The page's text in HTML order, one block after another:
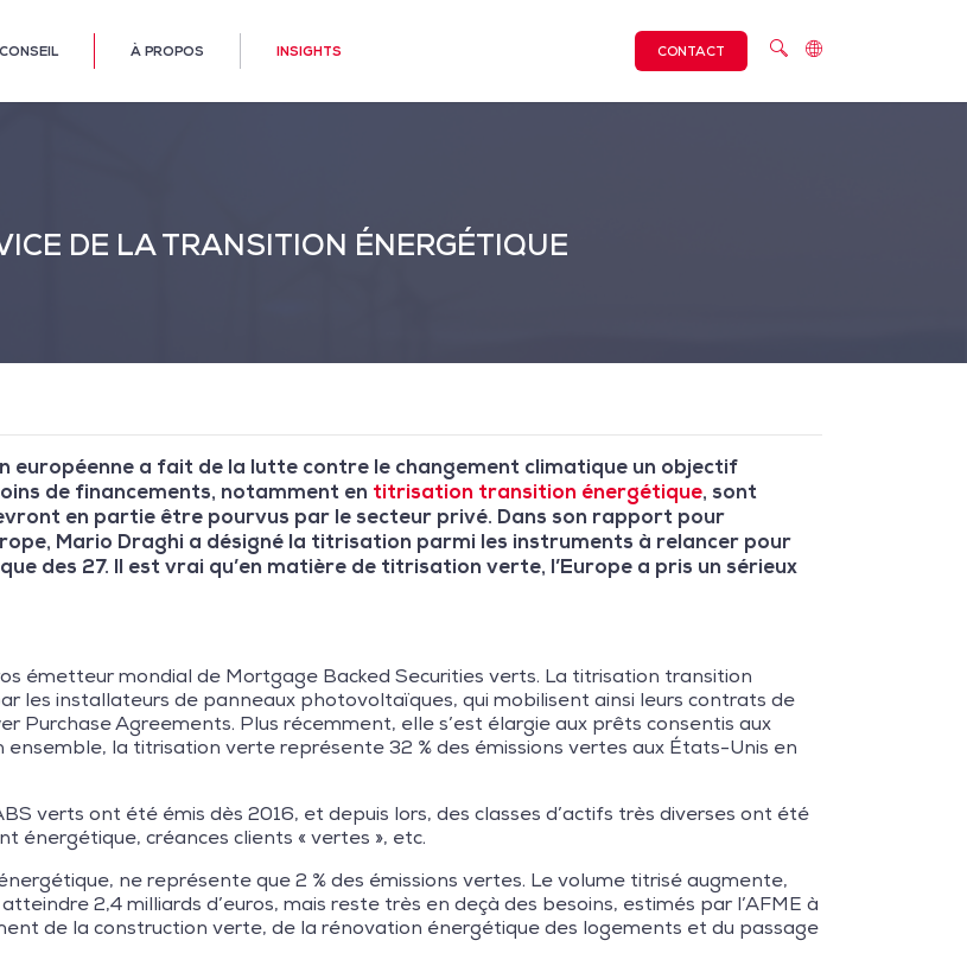
CONSEIL À PROPOS INSIGHTS CONTACT
DE LA TRANSITION ÉNERGÉTIQUE
européenne a fait de la lutte contre le changement climatique un objectif
de financements, notamment en titrisation transition énergétique, sont
en partie être pourvus par le secteur privé. Dans son rapport pour
Mario Draghi a désigné la titrisation parmi les instruments à relancer pour
des 27. Il est vrai qu’en matière de titrisation verte, l’Europe a pris un sérieux
émetteur mondial de Mortgage Backed Securities verts. La titrisation transition
les installateurs de panneaux photovoltaïques, qui mobilisent ainsi leurs contrats de
Purchase Agreements. Plus récemment, elle s’est élargie aux prêts consentis aux
la titrisation verte représente 32 % des émissions vertes aux États-Unis en
verts ont été émis dès 2016, et depuis lors, des classes d’actifs très diverses ont été
énergétique, créances clients « vertes », etc.
ne représente que 2 % des émissions vertes. Le volume titrisé augmente,
2,4 milliards d’euros, mais reste très en deçà des besoins, estimés par l’AFME à
de la construction verte, de la rénovation énergétique des logements et du passage